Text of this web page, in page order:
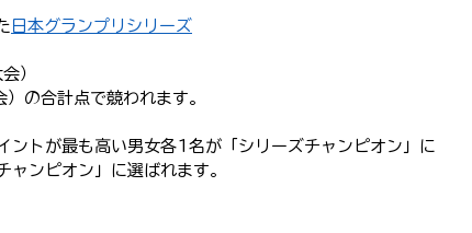
日本グランプリシリーズ
）
の合計点で競われます。
ントが最も高い男女各1名が「シリーズチャンピオン」に
ャンピオン」に選ばれます。